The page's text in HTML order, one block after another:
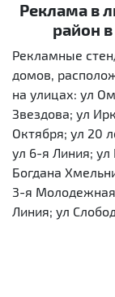
Реклама в
район
Рекламные
домов,
на улицах: ул
Звездова; ул
Октября; ул 20
ул 6-я Линия;
Богдана
3-я
Линия; ул